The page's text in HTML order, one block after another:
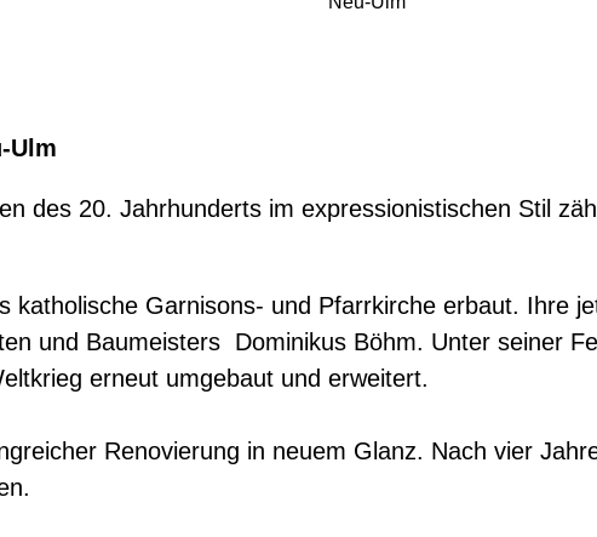
Ulm
des 20. Jahrhunderts im expressionistischen Stil
katholische Garnisons- und Pfarrkirche erbaut. Ihre
und Baumeisters Dominikus Böhm. Unter seiner
erneut umgebaut und erweitert.
Renovierung in neuem Glanz. Nach vier